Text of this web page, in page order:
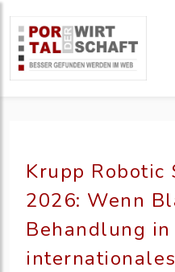
Krupp Robotic
2026: Wenn
Behandlung in